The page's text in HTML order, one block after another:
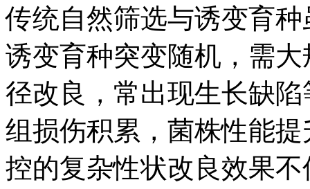
传统自然筛选与诱变育
诱变育种突变随机，需
径改良，常出现生长缺
组损伤积累，菌株性能
控的复杂性状改良效果